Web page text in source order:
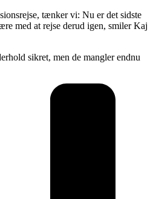
tænker vi: Nu er det sidste
med at rejse derud igen, smiler Kaj
sikret, men de mangler endnu